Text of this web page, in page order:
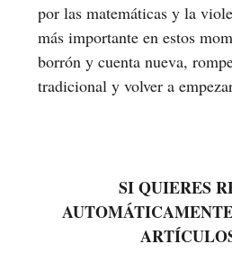
por las matemáticas y la
más importante en estos
borrón y cuenta nueva,
tradicional y volver a
SI QUIERES